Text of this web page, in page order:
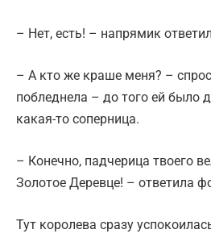
– Нет, есть! – напрямик
– А кто же краше меня? –
побледнела – до того ей было
какая-то соперница.
– Конечно, падчерица твоего
Золотое Деревце! – ответила
Тут королева сразу